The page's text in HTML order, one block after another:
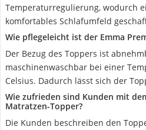
Temperaturregulierung, wodurch
komfortables Schlafumfeld
Wie pflegeleicht ist der Emma
Der Bezug des Toppers ist
maschinenwaschbar bei einer
Celsius. Dadurch lässt sich der
Wie zufrieden sind Kunden mit
Matratzen-Topper?
Die Kunden beschreiben den